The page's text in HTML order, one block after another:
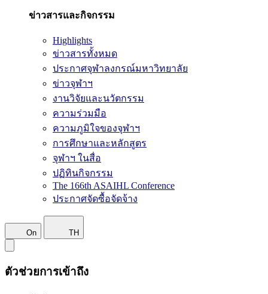
ข่าวสารและกิจกรรม
Highlights
ข่าวสารทั้งหมด
ประกาศจุฬาลงกรณ์มหาวิทยาลัย
ข่าวจุฬาฯ
งานวิจัยและนวัตกรรม
ความร่วมมือ
ความภูมิใจของจุฬาฯ
การศึกษาและหลักสูตร
จุฬาฯ ในสื่อ
ปฏิทินกิจกรรม
The 166th ASAIHL Conference
ประกาศจัดซื้อจัดจ้าง
On TH
ตัวช่วยการเข้าถึง